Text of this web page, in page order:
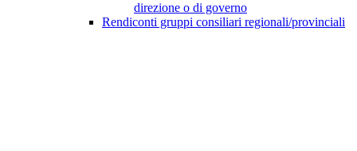
direzione o di governo
Rendiconti gruppi consiliari regionali/provinciali